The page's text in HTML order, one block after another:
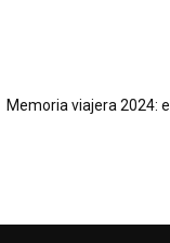
Memoria viajera 2024: